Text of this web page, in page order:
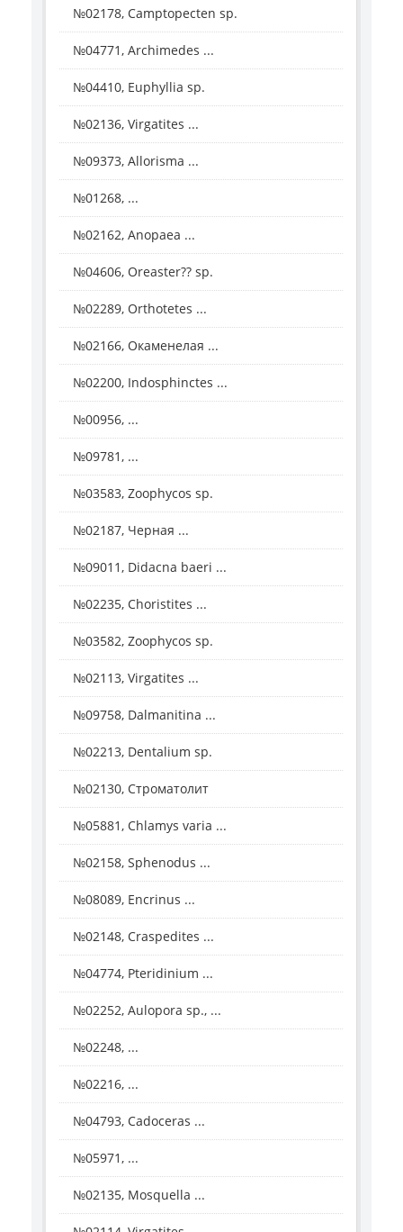
№02178, Camptopecten sp.
№04771, Archimedes ...
№04410, Euphyllia sp.
№02136, Virgatites ...
№09373, Allorisma ...
№01268, ...
№02162, Anopaea ...
№04606, Oreaster?? sp.
№02289, Orthotetes ...
№02166, Окаменелая ...
№02200, Indosphinctes ...
№00956, ...
№09781, ...
№03583, Zoophycos sp.
№02187, Черная ...
№09011, Didacna baeri ...
№02235, Choristites ...
№03582, Zoophycos sp.
№02113, Virgatites ...
№09758, Dalmanitina ...
№02213, Dentalium sp.
№02130, Строматолит
№05881, Chlamys varia ...
№02158, Sphenodus ...
№08089, Encrinus ...
№02148, Craspedites ...
№04774, Pteridinium ...
№02252, Aulopora sp., ...
№02248, ...
№02216, ...
№04793, Cadoceras ...
№05971, ...
№02135, Mosquella ...